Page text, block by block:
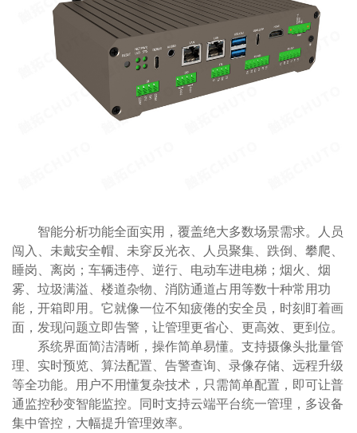
智能分析功能全面实用，覆盖绝大多数场景需求。人员
闯入、未戴安全帽、未穿反光衣、人员聚集、跌倒、攀爬、
睡岗、离岗；车辆违停、逆行、电动车进电梯；烟火、烟
雾、垃圾满溢、楼道杂物、消防通道占用等数十种常用功
能，开箱即用。它就像一位不知疲倦的安全员，时刻盯着画
面，发现问题立即告警，让管理更省心、更高效、更到位。
系统界面简洁清晰，操作简单易懂。支持摄像头批量管
理、实时预览、算法配置、告警查询、录像存储、远程升级
等全功能。用户不用懂复杂技术，只需简单配置，即可让普
通监控秒变智能监控。同时支持云端平台统一管理，多设备
集中管控，大幅提升管理效率。